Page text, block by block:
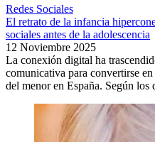
Redes Sociales
El retrato de la infancia
sociales antes de la adolescencia
12 Noviembre 2025
La conexión digital ha
comunicativa para convertirse
del menor en España. Según los